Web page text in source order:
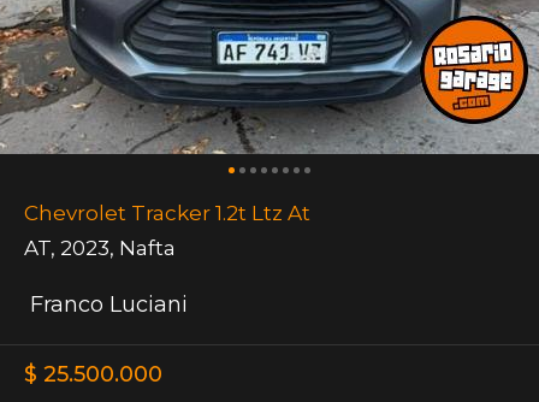
Chevrolet Tracker 1.2t Ltz At
AT, 2023, Nafta
Franco Luciani
$ 25.500.000